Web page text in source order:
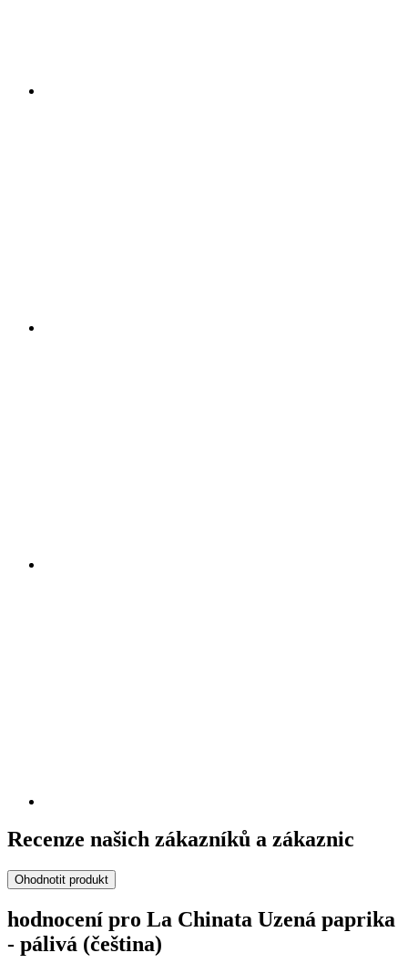
Recenze našich zákazníků a zákaznic
Ohodnotit produkt
hodnocení pro La Chinata Uzená paprika
- pálivá (čeština)